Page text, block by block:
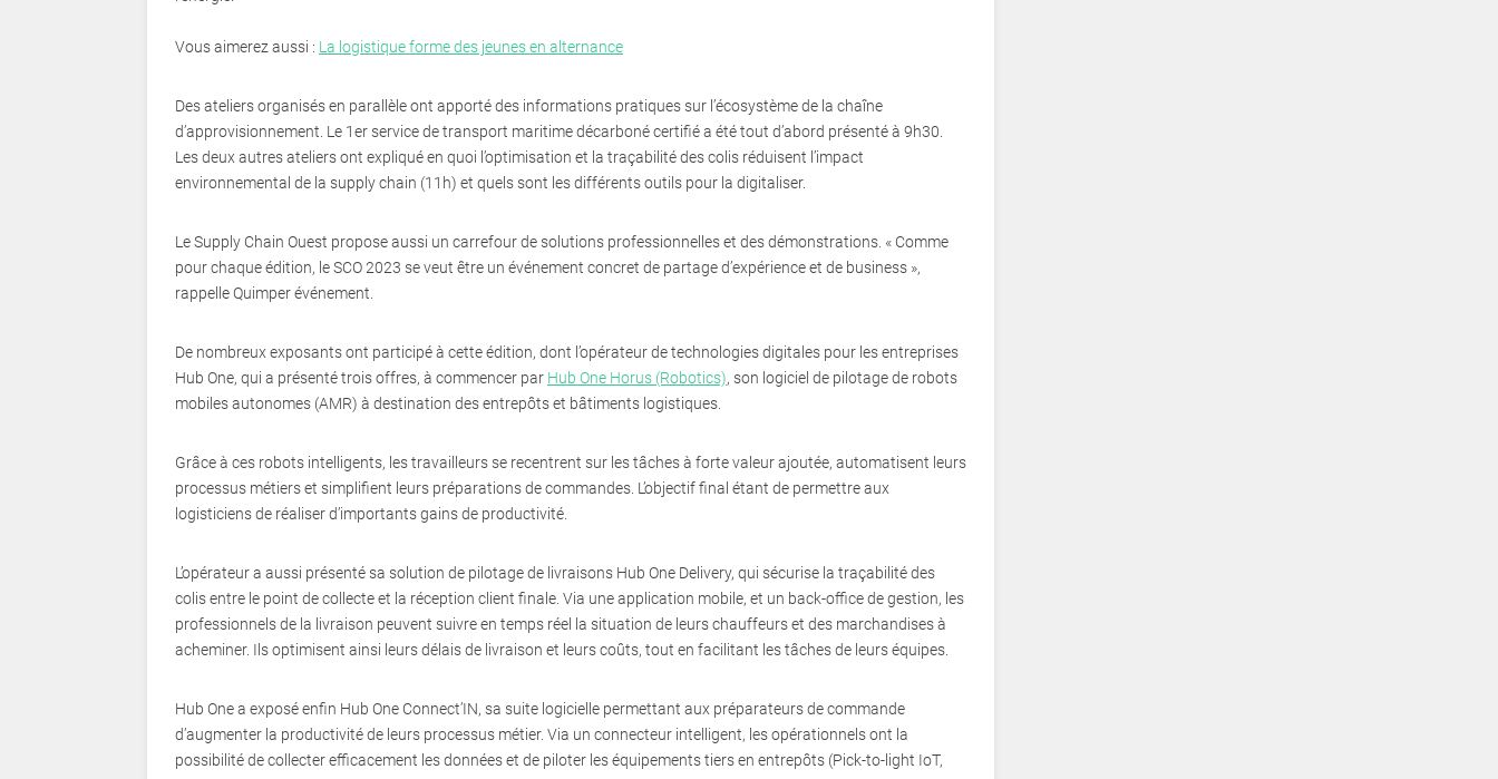
Vous aimerez aussi : La logistique forme des jeunes en alternance
Des ateliers organisés en parallèle ont apporté des informations pratiques sur l’écosystème de la chaîne
d’approvisionnement. Le 1er service de transport maritime décarboné certifié a été tout d’abord présenté à 9h30.
Les deux autres ateliers ont expliqué en quoi l’optimisation et la traçabilité des colis réduisent l’impact
environnemental de la supply chain (11h) et quels sont les différents outils pour la digitaliser.
Le Supply Chain Ouest propose aussi un carrefour de solutions professionnelles et des démonstrations. « Comme
pour chaque édition, le SCO 2023 se veut être un événement concret de partage d’expérience et de business »,
rappelle Quimper événement.
De nombreux exposants ont participé à cette édition, dont l’opérateur de technologies digitales pour les entreprises
Hub One, qui a présenté trois offres, à commencer par Hub One Horus (Robotics), son logiciel de pilotage de robots
mobiles autonomes (AMR) à destination des entrepôts et bâtiments logistiques.
Grâce à ces robots intelligents, les travailleurs se recentrent sur les tâches à forte valeur ajoutée, automatisent leurs
processus métiers et simplifient leurs préparations de commandes. L’objectif final étant de permettre aux
logisticiens de réaliser d’importants gains de productivité.
L’opérateur a aussi présenté sa solution de pilotage de livraisons Hub One Delivery, qui sécurise la traçabilité des
colis entre le point de collecte et la réception client finale. Via une application mobile, et un back-office de gestion, les
professionnels de la livraison peuvent suivre en temps réel la situation de leurs chauffeurs et des marchandises à
acheminer. Ils optimisent ainsi leurs délais de livraison et leurs coûts, tout en facilitant les tâches de leurs équipes.
Hub One a exposé enfin Hub One Connect’IN, sa suite logicielle permettant aux préparateurs de commande
d’augmenter la productivité de leurs processus métier. Via un connecteur intelligent, les opérationnels ont la
possibilité de collecter efficacement les données et de piloter les équipements tiers en entrepôts (Pick-to-light IoT,